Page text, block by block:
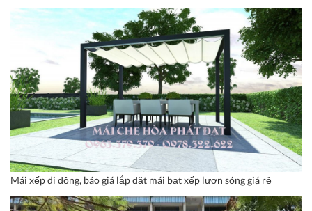
Mái xếp di động, báo giá lắp đặt mái bạt xếp lượn sóng giá rẻ